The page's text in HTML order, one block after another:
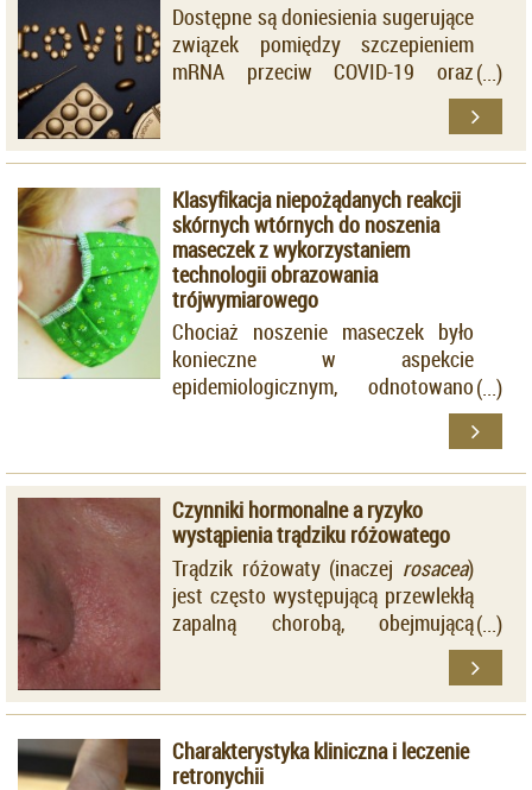
Dostępne są doniesienia sugerujące
związek pomiędzy szczepieniem
mRNA przeciw COVID-19 oraz
reaktywacją wirusa VZV,
wywołującego ospę wietrzną i
półpaśca.
Klasyfikacja niepożądanych reakcji
skórnych wtórnych do noszenia
maseczek z wykorzystaniem
technologii obrazowania
trójwymiarowego
Chociaż noszenie maseczek było
konieczne w aspekcie
epidemiologicznym, odnotowano
kilka niekorzystnych następstw, w
Czynniki hormonalne a ryzyko
wystąpienia trądziku różowatego
Trądzik różowaty (inaczej rosacea)
jest często występującą przewlekłą
zapalną chorobą, obejmującą
Charakterystyka kliniczna i leczenie
retronychii